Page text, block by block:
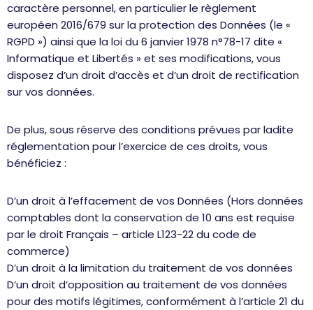
caractère personnel, en particulier le règlement
européen 2016/679 sur la protection des Données (le «
RGPD ») ainsi que la loi du 6 janvier 1978 n°78-17 dite «
Informatique et Libertés » et ses modifications, vous
disposez d’un droit d’accès et d’un droit de rectification
sur vos données.
De plus, sous réserve des conditions prévues par ladite
réglementation pour l’exercice de ces droits, vous
bénéficiez :
D’un droit à l’effacement de vos Données (Hors données
comptables dont la conservation de 10 ans est requise
par le droit Français – article L123-22 du code de
commerce)
D’un droit à la limitation du traitement de vos données
D’un droit d’opposition au traitement de vos données
pour des motifs légitimes, conformément à l’article 21 du